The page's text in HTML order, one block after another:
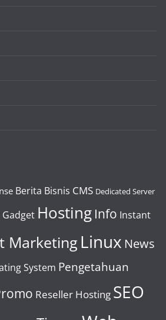
Berita Bisnis CMS Dedicated Server
Gadget Hosting Info Instant
Marketing Linux News
System Pengetahuan
Reseller Hosting SEO